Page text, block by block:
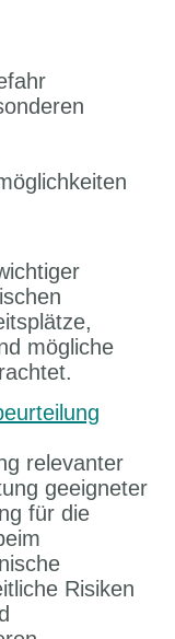
mögliche
relevanter
geeigneter
für die
Risiken